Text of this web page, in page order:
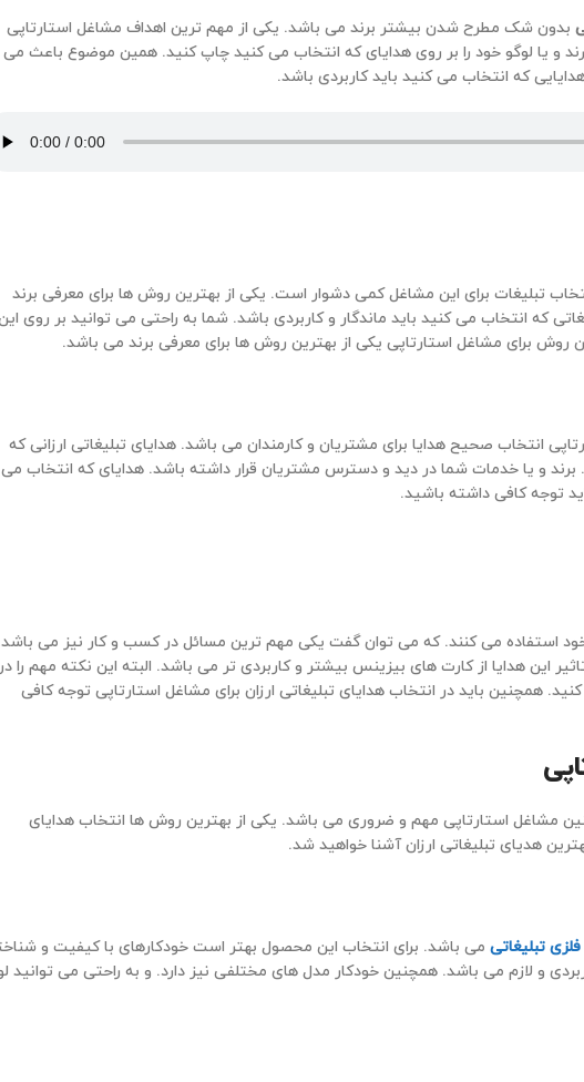
بدون شک مطرح شدن بیشتر برند می باشد. یکی از مهم ترین اهداف مشاغل استارتاپی
و یا لوگو خود را بر روی هدایای که انتخاب می کنید چاپ کنید. همین موضوع باعث می
که انتخاب می کنید باید کاربردی باشد.
تبلیغات برای این مشاغل کمی دشوار است. یکی از بهترین روش ها برای معرفی برند
که انتخاب می کنید باید ماندگار و کاربردی باشد. شما به راحتی می توانید بر روی
روش برای مشاغل استارتاپی یکی از بهترین روش ها برای معرفی برند می باشد.
انتخاب صحیح هدایا برای مشتریان و کارمندان می باشد. هدایای تبلیغاتی ارزانی که
و یا خدمات شما در دید و دسترس مشتریان قرار داشته باشد. هدایای که انتخاب می
توجه کافی داشته باشید.
استفاده می کنند. که می توان گفت یکی مهم ترین مسائل در کسب و کار نیز می
این هدایا از کارت های بیزینس بیشتر و کاربردی تر می باشد. البته این نکته مهم را در
همچنین باید در انتخاب هدایای تبلیغاتی ارزان برای مشاغل استارتاپی توجه کافی
مشاغل استارتاپی مهم و ضروری می باشد. یکی از بهترین روش ها انتخاب هدایای
هدیای تبلیغاتی ارزان آشنا خواهید شد.
تبلیغاتی می باشد. برای انتخاب این محصول بهتر است خودکارهای با کیفیت و
و لازم می باشد. همچنین خودکار مدل های مختلفی نیز دارد. و به راحتی می توانید